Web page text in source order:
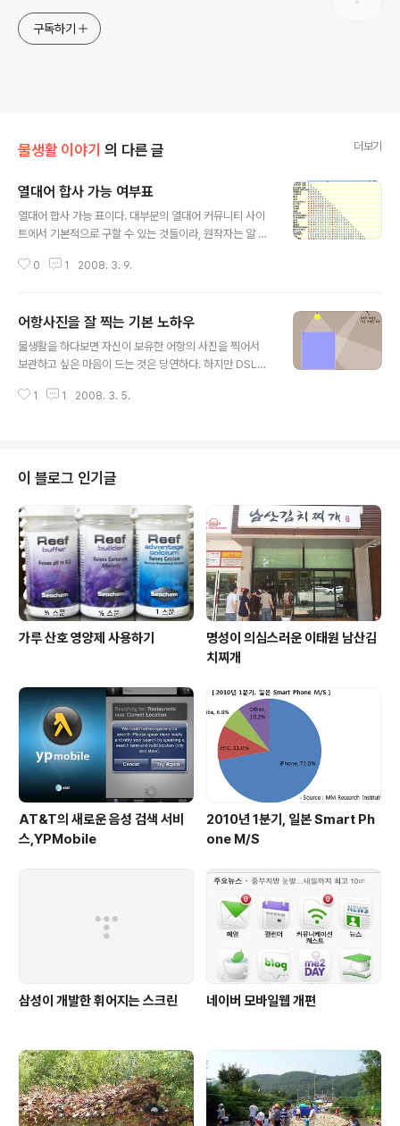
구독하기
물생활 이야기 의 다른 글 더보기
열대어 합사 가능 여부표
열대어 합사 가능 표이다. 대부분의 열대어 커뮤니티 사이
트에서 기본적으로 구할 수 있는 것들이라, 원작자는 알 수
"함께 만드는 관상어 합사표"이다. 주소는 http://www.na
듯이, 표에서 제공할 수 있는 것은 일반적인 물고기의 성향
이고 물고기마다의 개성이나 그 환경 여부에 따라서 달라
질 수가 있다.
0 1 2008. 3. 9.
어항사진을 잘 찍는 기본 노하우
물생활을 하다보면 자신이 보유한 어항의 사진을 찍어서
보관하고 싶은 마음이 드는 것은 당연하다. 하지만 DSLR
고 어항을 찍기 시작하면 답답하기가 그지 없다. 물고기들
제로 적용을 할려다 보면 한숨만 나오기 마련이다. mobiz
en도 그닥 사진을 잘 찍는 편이 아닌데, 인터넷에 여러 고
수들이 정리해 놓은 노하우와 약간의 경험을 기준으로 부
족하게 나마 정리를 해보고자 한다. 이 포스트는 상당부분
낭후닷컴의 니풀소님 포스팅을 기반으로 하였고, 이미지
또한 니풀소님의 이미지를 기반으로 편집한 것..
1 1 2008. 3. 5.
이 블로그 인기글
가루 산호 영양제 사용하기
명성이 의심스러운 이태원 남산김
치찌개
AT&T의 새로운 음성 검색 서비
스,YPMobile
2010년 1분기, 일본 Smart Ph
one M/S
삼성이 개발한 휘어지는 스크린 네이버 모바일웹 개편